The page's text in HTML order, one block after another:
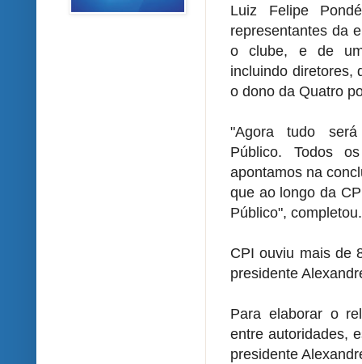
Luiz Felipe
representantes da
o clube, e de um
incluindo diretores,
o dono da Quatro
"Agora tudo será
Público. Todos
apontamos na
que ao longo da
Público", completou.
CPI ouviu mais de
presidente
Para elaborar o
entre autoridades,
presidente